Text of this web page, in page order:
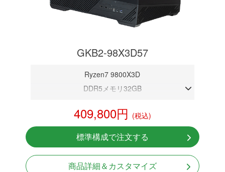
GKB2-98X3D57
Ryzen7 9800X3D
DDR5メモリ32GB
NVMeSSD 1TB
無線LAN Bluetooth対応
Windows11 Home 64bit
LCDスクリーン搭載
409,800円 (税込)
標準構成で注文する
商品詳細＆カスタマイズ